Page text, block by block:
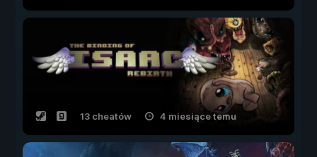
13 cheatów 4 miesiące temu